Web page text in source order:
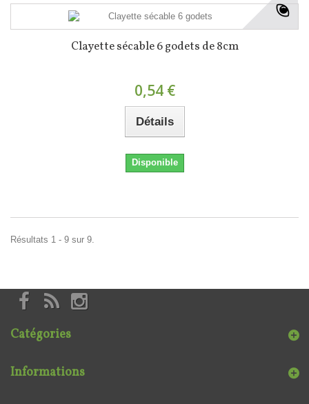
Clayette sécable 6 godets de 8cm
0,54 €
Détails
Disponible
Résultats 1 - 9 sur 9.
Catégories
Informations